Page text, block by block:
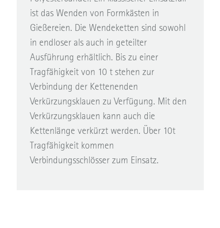
ist das Wenden von Formkästen in
Gießereien. Die Wendeketten sind sowohl
in endloser als auch in geteilter
Ausführung erhältlich. Bis zu einer
Tragfähigkeit von 10 t stehen zur
Verbindung der Kettenenden
Verkürzungsklauen zu Verfügung. Mit den
Verkürzungsklauen kann auch die
Kettenlänge verkürzt werden. Über 10t
Tragfähigkeit kommen
Verbindungsschlösser zum Einsatz.